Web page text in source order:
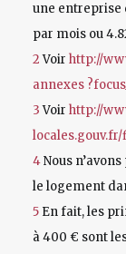
une entreprise
par mois ou
2Voir http://
annexes
3Voir http://
4Nous
le logement
5 En fait, les
à 400 € sont